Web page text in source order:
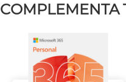
COMPLEMENTA